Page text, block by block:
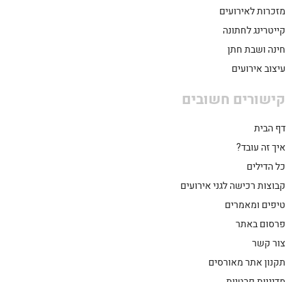
מזכרות לאירועים
קייטרינג לחתונה
חינה ושבת חתן
עיצוב אירועים
קישורים חשובים
דף הבית
איך זה עובד?
כל הדילים
קבוצות רכישה לגני אירועים
טיפים ומאמרים
פרסום באתר
צור קשר
תקנון אתר מאורסים